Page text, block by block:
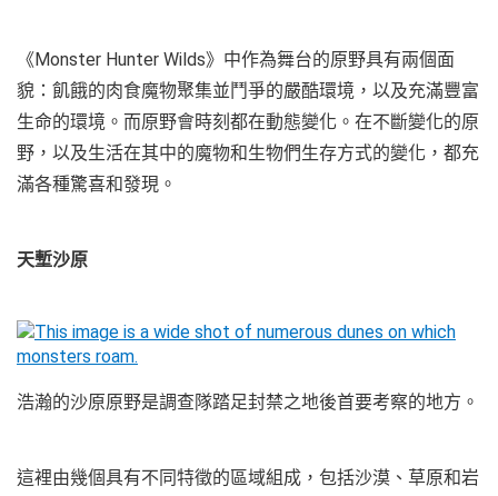
《Monster Hunter Wilds》中作為舞台的原野具有兩個面
貌：飢餓的肉食魔物聚集並鬥爭的嚴酷環境，以及充滿豐富
生命的環境。而原野會時刻都在動態變化。在不斷變化的原
野，以及生活在其中的魔物和生物們生存方式的變化，都充
滿各種驚喜和發現。
天塹沙原
浩瀚的沙原原野是調查隊踏足封禁之地後首要考察的地方。
這裡由幾個具有不同特徵的區域組成，包括沙漠、草原和岩